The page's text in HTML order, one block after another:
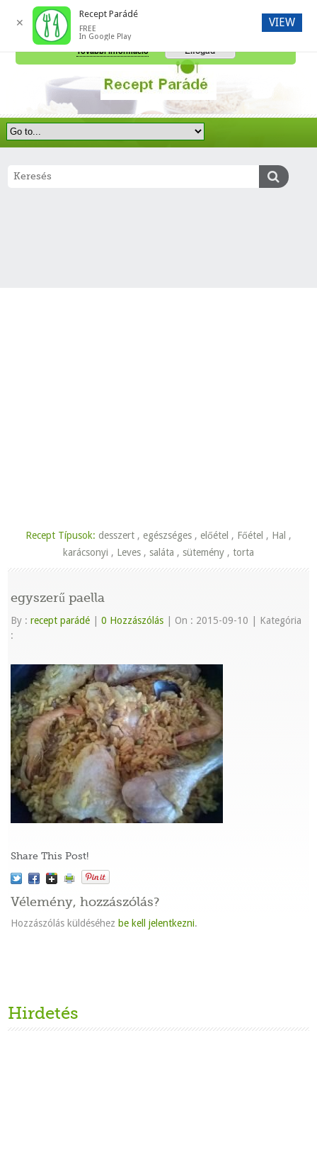
Recept Típusok: desszert , egészséges , előétel , Főétel , Hal ,
karácsonyi , Leves , saláta , sütemény , torta
egyszerű paella
By :recept parádé 0 Hozzászólás On : 2015-09-10
Kategória
:
Share This Post!
Vélemény, hozzászólás?
Hozzászólás küldéséhez be kell jelentkezni.
Hirdetés
A honlap további használatához a sütik használatát el kell fogadni.
További információ
Elfogad
✕
Recept Parádé
FREE
In Google Play
VIEW